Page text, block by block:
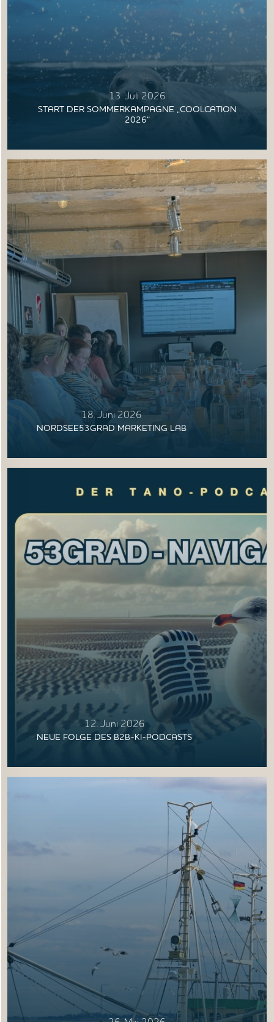
UNTERNEHMEN
VORGEHEN
ANGEBOTE
WISSEN
AKTUELLES
MEDIEN
JOBS
NORDSEETOURISMUSTAG
13. Juli 2026
START DER SOMMERKAMPAGNE „COOLCATION
2026“
18. Juni 2026
NORDSEE53GRAD MARKETING LAB
12. Juni 2026
NEUE FOLGE DES B2B-KI-PODCASTS